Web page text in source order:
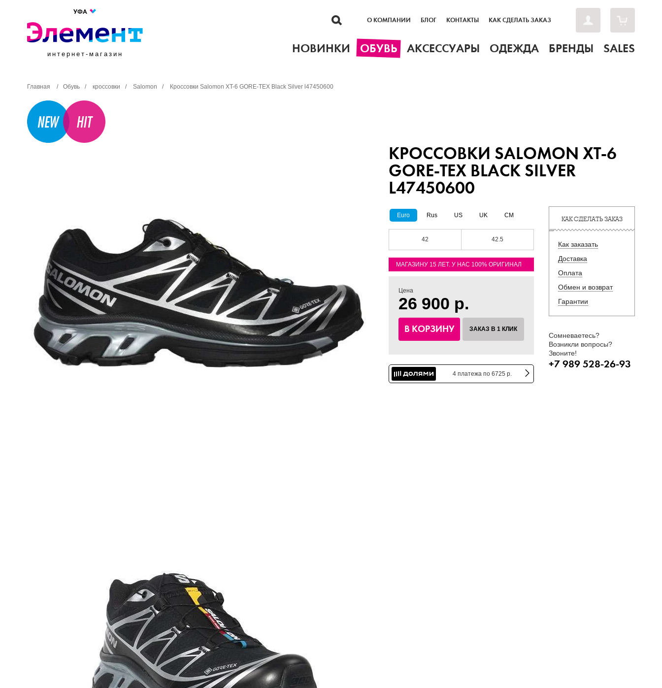
УФА
интернет-магазин
О КОМПАНИИ БЛОГ КОНТАКТЫ КАК СДЕЛАТЬ ЗАКАЗ
НОВИНКИ ОБУВЬ АКСЕССУАРЫ ОДЕЖДА БРЕНДЫ SALES
Главная / Обувь / кроссовки / Salomon / Кроссовки Salomon XT-6 GORE-TEX Black Silver l47450600
КРОССОВКИ SALOMON XT-6
GORE-TEX BLACK SILVER
L47450600
Euro Rus US UK CM
42 42.5
МАГАЗИНУ 15 ЛЕТ. У НАС 100% ОРИГИНАЛ
Цена
26 900 р.
В КОРЗИНУ ЗАКАЗ В 1 КЛИК
4 платежа по 6725 р.
КАК СДЕЛАТЬ ЗАКАЗ
Как заказать
Доставка
Оплата
Обмен и возврат
Гарантии
Сомневаетесь?
Возникли вопросы?
Звоните!
+7 989 528-26-93